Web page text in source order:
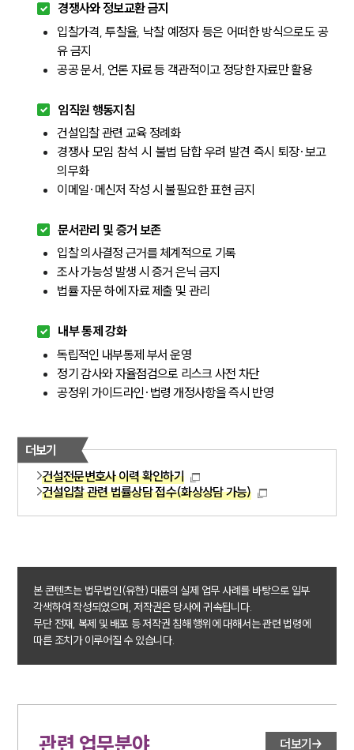
경쟁사와 정보교환 금지
입찰가격, 투찰율, 낙찰 예정자 등은 어떠한 방식으로도 공
유 금지
공공 문서, 언론 자료 등 객관적이고 정당한 자료만 활용
임직원 행동지침
건설입찰 관련 교육 정례화
경쟁사 모임 참석 시 불법 담합 우려 발견 즉시 퇴장·보고
의무화
이메일·메신저 작성 시 불필요한 표현 금지
문서관리 및 증거 보존
입찰 의사결정 근거를 체계적으로 기록
조사 가능성 발생 시 증거 은닉 금지
법률 자문 하에 자료 제출 및 관리
내부 통제 강화
독립적인 내부통제 부서 운영
정기 감사와 자율점검으로 리스크 사전 차단
공정위 가이드라인·법령 개정사항을 즉시 반영
더보기
건설전문변호사 이력 확인하기
건설입찰 관련 법률상담 접수(화상상담 가능)
본 콘텐츠는 법무법인(유한) 대륜의 실제 업무 사례를 바탕으로 일부
각색하여 작성되었으며, 저작권은 당사에 귀속됩니다.
무단 전재, 복제 및 배포 등 저작권 침해 행위에 대해서는 관련 법령에
따른 조치가 이루어질 수 있습니다.
관련 업무분야 더보기